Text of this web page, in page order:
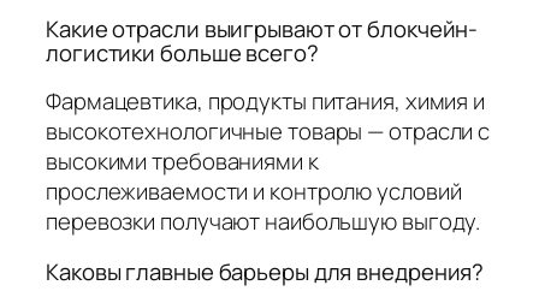
Какие отрасли выигрывают от блокчейн-
логистики больше всего?
Фармацевтика, продукты питания, химия и
высокотехнологичные товары — отрасли с
высокими требованиями к
прослеживаемости и контролю условий
перевозки получают наибольшую выгоду.
Каковы главные барьеры для внедрения?